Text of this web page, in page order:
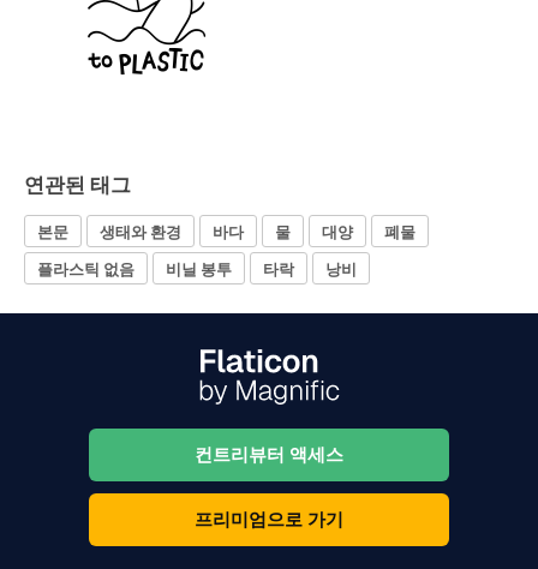
연관된 태그
본문 생태와 환경 바다 물 대양
폐물
플라스틱 없음
비닐 봉투 타락 낭비
컨트리뷰터 액세스
프리미엄으로 가기